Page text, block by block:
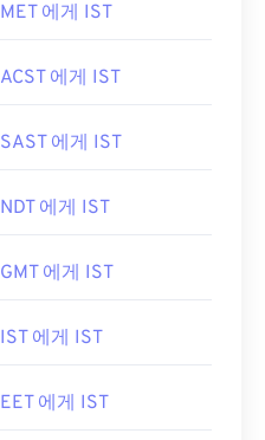
MET 에게 IST
ACST 에게 IST
SAST 에게 IST
NDT 에게 IST
GMT 에게 IST
IST 에게 IST
EET 에게 IST